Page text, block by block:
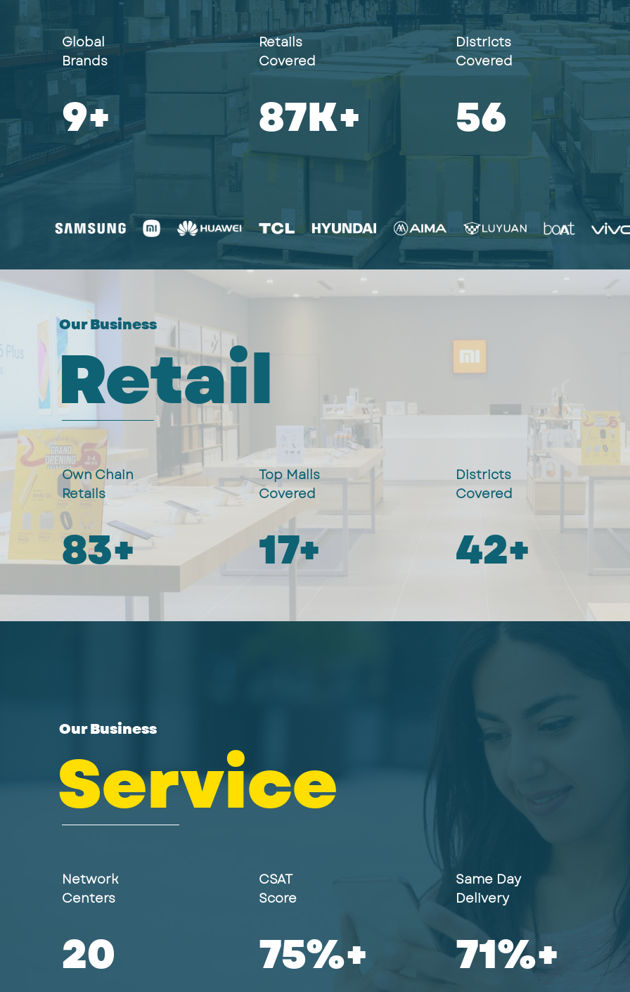
Global
Brands
10+
Retails
Covered
100K+
Districts
Covered
64
Our Business
Retail
Own Chain
Retails
100+
Top Malls
Covered
20+
Districts
Covered
50+
Our Business
Service
Network
Centers
25
CSAT
Score
95%+
Same Day
Delivery
90%+